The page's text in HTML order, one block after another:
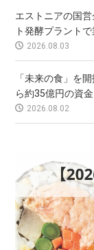
エストニアの国
ト発酵プラントで
2026.08.03
「未来の食」を
ら約35億円の資金
2026.08.02